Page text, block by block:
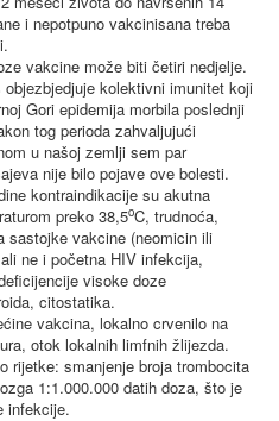
i nepotpuno vakcinisana treba
vakcine može biti četiri nedjelje.
kolektivni imunitet koji
Gori epidemija morbila poslednji
tog perioda zahvaljujući
u našoj zemlji sem par
nije bilo pojave ove bolesti.
kontraindikacije su akutna
preko 38,5oC, trudnoća,
sastojke vakcine (neomicin ili
ne i početna HIV infekcija,
visoke doze
citostatika.
vakcina, lokalno crvenilo na
otok lokalnih limfnih žlijezda.
rijetke: smanjenje broja trombocita
1:1.000.000 datih doza, što je
infekcije.